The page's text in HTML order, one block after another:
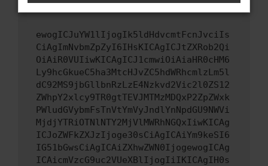
Fehlersuche zu unterstützen:
ewogICJuYW1lIjogIk5ldHdvcmtFcnJvciIs
CiAgImNvbmZpZyI6IHsKICAgICJtZXRob2Qi
OiAiR0VUIiwKICAgICJ1cmwiOiAiaHR0cHM6
Ly9hcGkueC5ha3MtcHJvZC5hdWRhcmlzLm5l
dC92MS9jbGllbnRzLzE4Nzkvd2Vic2l0ZS12
ZWhpY2xlcy9TR0gtTEVJMTMzMDQxP2ZpZWxk
PWludGVybmFsTnVtYmVyJndlYnNpdGU9NWVi
MjdjYTRiOTNlNTY2MjVlMWRhNGQxIiwKICAg
ICJoZWFkZXJzIjoge30sCiAgICAiYm9keSI6
IG51bGwsCiAgICAiZXhwZWN0IjogewogICAg
ICAicmVzcG9uc2VUeXBlIjogIiIKICAgIH0s